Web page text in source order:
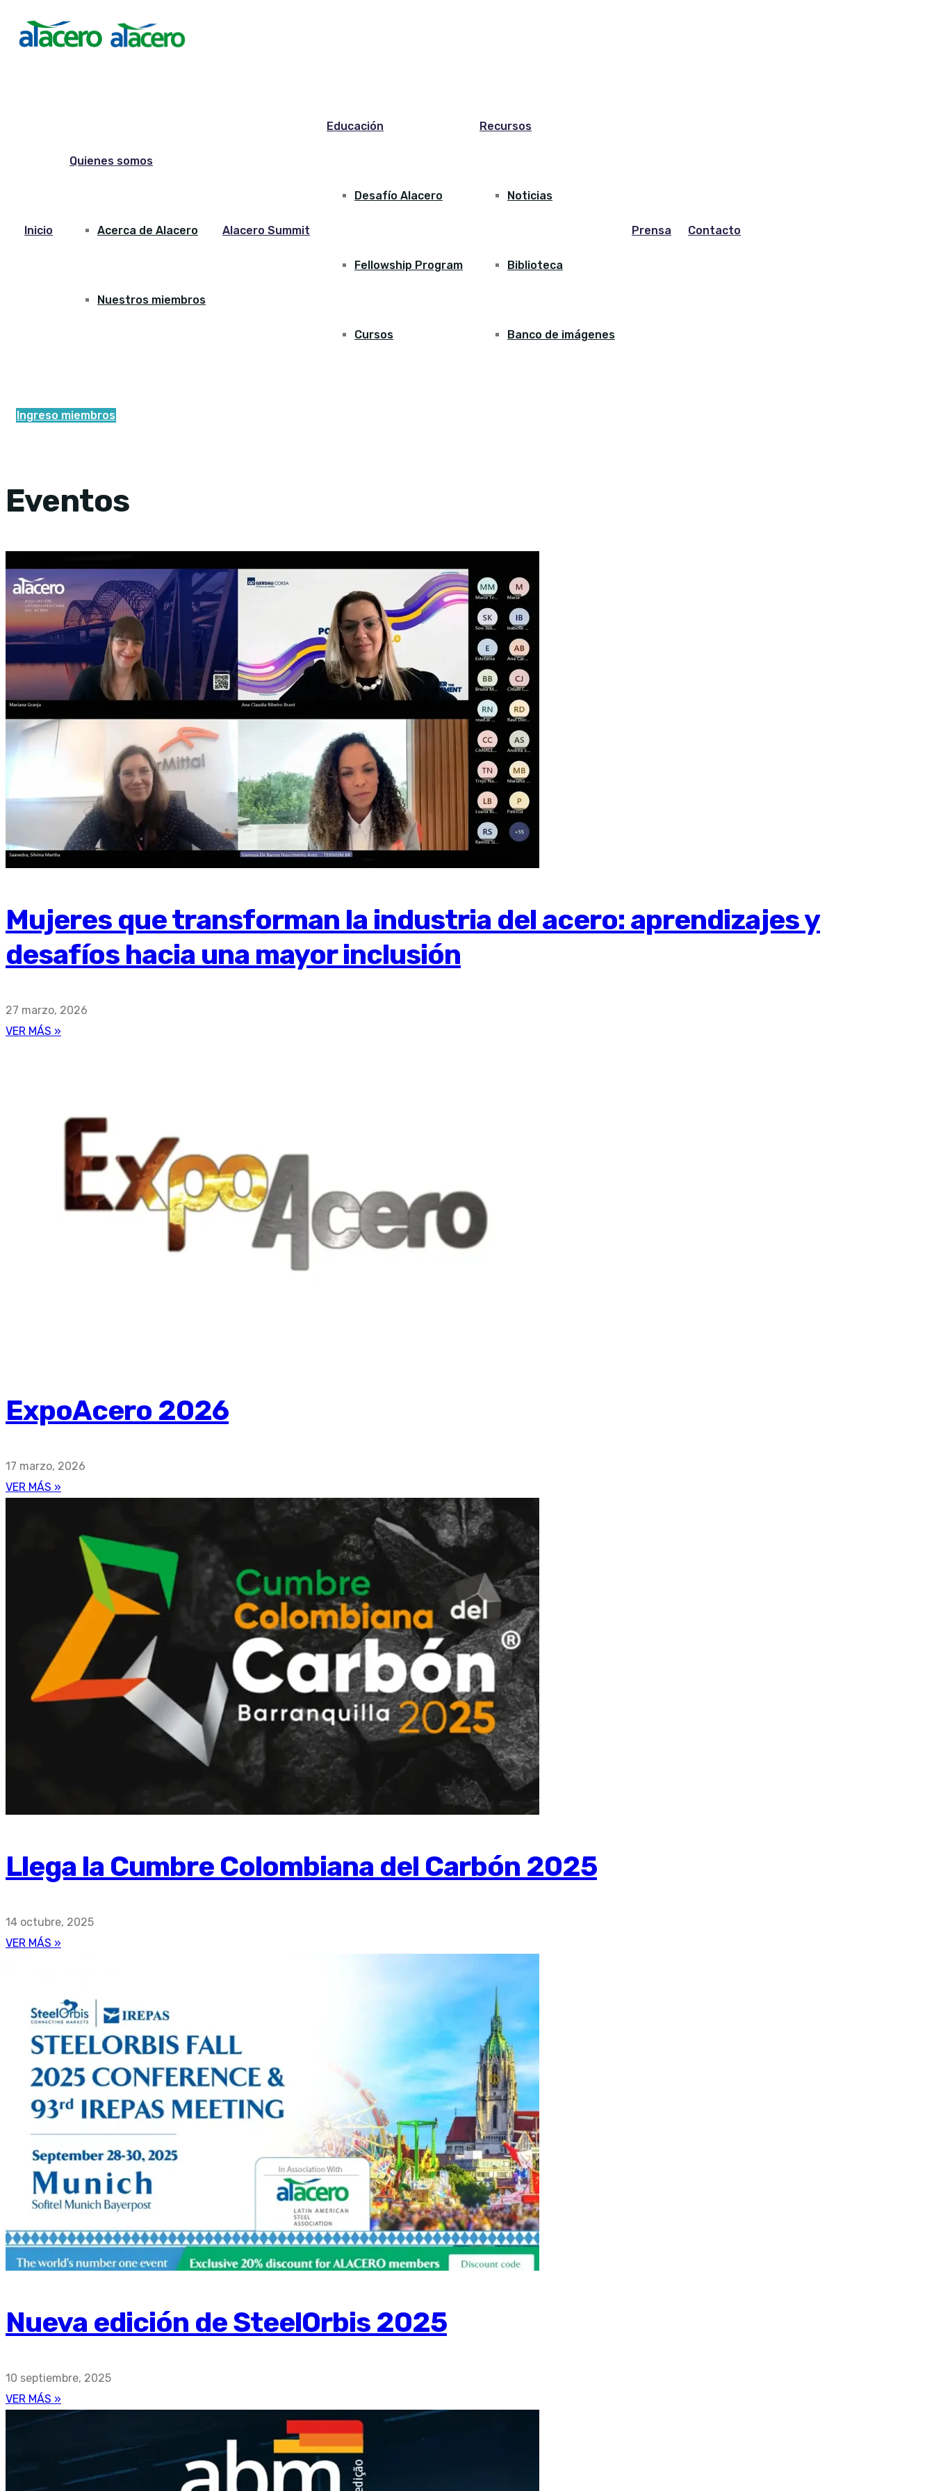
Inicio
Quienes somos
Acerca de Alacero
Nuestros miembros
Alacero Summit
Educación
Desafío Alacero
Fellowship Program
Cursos
Recursos
Noticias
Biblioteca
Banco de imágenes
Prensa Contacto
Ingreso miembros
Eventos
Mujeres que transforman la industria del acero: aprendizajes y
desafíos hacia una mayor inclusión
27 marzo, 2026
VER MÁS »
ExpoAcero 2026
17 marzo, 2026
VER MÁS »
Llega la Cumbre Colombiana del Carbón 2025
14 octubre, 2025
VER MÁS »
Nueva edición de SteelOrbis 2025
10 septiembre, 2025
VER MÁS »